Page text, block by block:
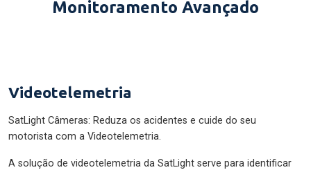
Monitoramento Avançado
Videotelemetria
SatLight Câmeras: Reduza os acidentes e cuide do seu
motorista com a Videotelemetria.
A solução de videotelemetria da SatLight serve para identificar